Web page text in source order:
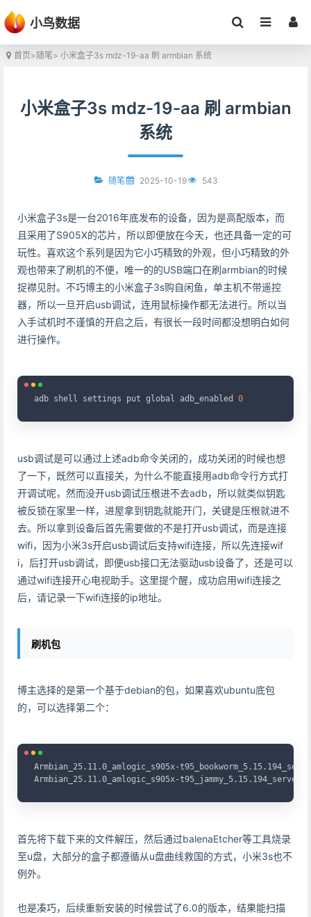
小鸟数据
首页>随笔> 小米盒子3s mdz-19-aa 刷 armbian 系统
小米盒子3s mdz-19-aa 刷 armbian
系统
随笔 2025-10-19 543
小米盒子3s是一台2016年底发布的设备，因为是高配版本，而
且采用了S905X的芯片，所以即便放在今天，也还具备一定的可
玩性。喜欢这个系列是因为它小巧精致的外观，但小巧精致的外
观也带来了刷机的不便，唯一的的USB端口在刷armbian的时候
捉襟见肘。不巧博主的小米盒子3s购自闲鱼，单主机不带遥控
器，所以一旦开启usb调试，连用鼠标操作都无法进行。所以当
入手试机时不谨慎的开启之后，有很长一段时间都没想明白如何
进行操作。
adb shell settings put global adb_enabled 0
usb调试是可以通过上述adb命令关闭的，成功关闭的时候也想
了一下，既然可以直接关，为什么不能直接用adb命令行方式打
开调试呢，然而没开usb调试压根进不去adb，所以就类似钥匙
被反锁在家里一样，进屋拿到钥匙就能开门，关键是压根就进不
去。所以拿到设备后首先需要做的不是打开usb调试，而是连接
wifi，因为小米3s开启usb调试后支持wifi连接，所以先连接wif
i，后打开usb调试，即便usb接口无法驱动usb设备了，还是可以
通过wifi连接开心电视助手。这里提个醒，成功启用wifi连接之
后，请记录一下wifi连接的ip地址。
刷机包
博主选择的是第一个基于debian的包，如果喜欢ubuntu底包
的，可以选择第二个：
Armbian_25.11.0_amlogic_s905x-
Armbian_25.11.0_amlogic_s905x-
首先将下载下来的文件解压，然后通过balenaEtcher等工具烧录
至u盘，大部分的盒子都遵循从u盘曲线救国的方式，小米3s也不
例外。
也是凑巧，后续重新安装的时候尝试了6.0的版本，结果能扫描